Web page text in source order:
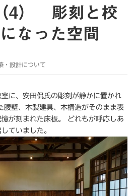
4） 彫刻と校
なった空間
・設計について
に、安田侃氏の彫刻が静かに置かれ
腰壁、木製建具、木構造がそのまま表
が刻まれた床板。 どれもが呼応しあ
ていました。